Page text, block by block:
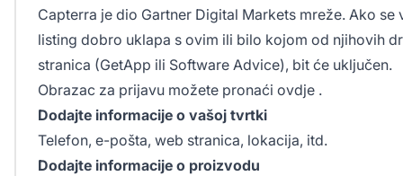
Capterra je dio Gartner Digital Markets mreže. Ako se
listing dobro uklapa s ovim ili bilo kojom od njihovih
stranica (GetApp ili Software Advice), bit će uključen.
Obrazac za prijavu možete pronaći ovdje .
Dodajte informacije o vašoj tvrtki
Telefon, e-pošta, web stranica, lokacija, itd.
Dodajte informacije o proizvodu